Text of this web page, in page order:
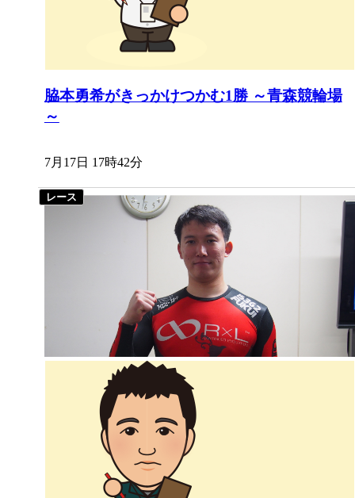
脇本勇希がきっかけつかむ1勝 ～青森競輪場
～
7月17日 17時42分